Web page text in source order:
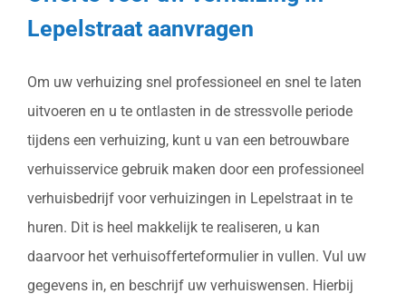
Lepelstraat aanvragen
Om uw verhuizing snel professioneel en snel te laten
uitvoeren en u te ontlasten in de stressvolle periode
tijdens een verhuizing, kunt u van een betrouwbare
verhuisservice gebruik maken door een professioneel
verhuisbedrijf voor verhuizingen in Lepelstraat in te
huren. Dit is heel makkelijk te realiseren, u kan
daarvoor het verhuisofferteformulier in vullen. Vul uw
gegevens in, en beschrijf uw verhuiswensen. Hierbij